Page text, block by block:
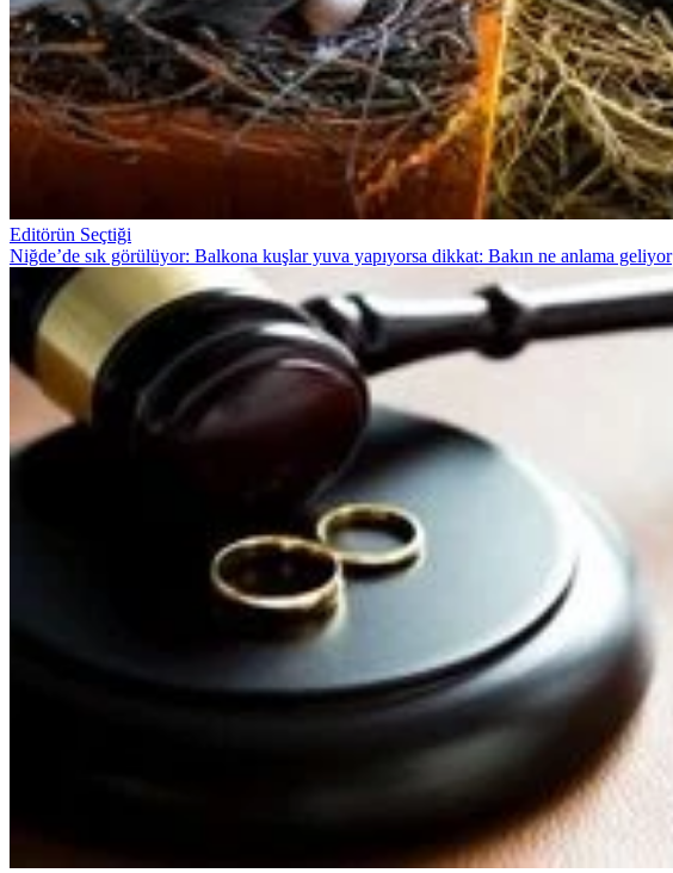
Editörün Seçtiği
Niğde’de sık görülüyor: Balkona kuşlar yuva yapıyorsa dikkat: Bakın ne anlama geliyor